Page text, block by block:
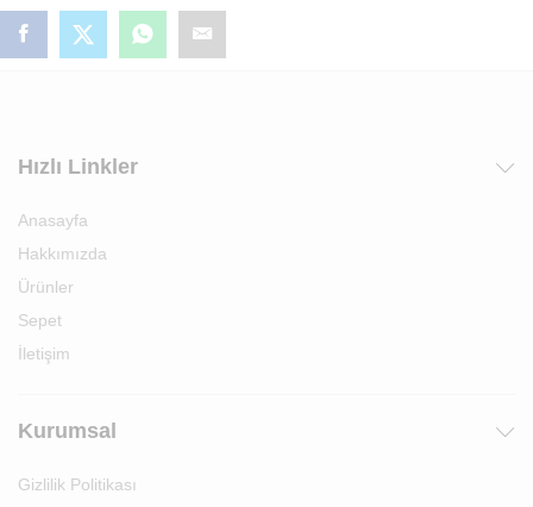
240V)
adet
Hızlı Linkler
Anasayfa
Hakkımızda
Ürünler
Sepet
İletişim
Kurumsal
Gizlilik Politikası